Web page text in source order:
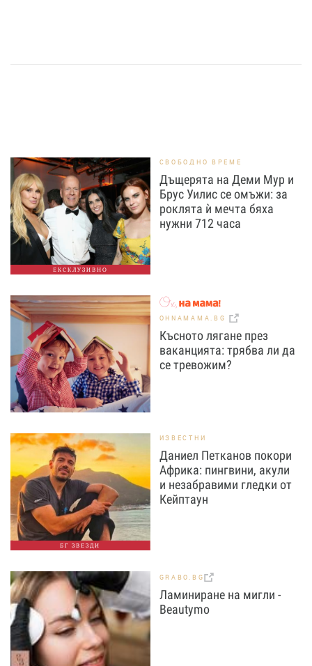
ЕКСКЛУЗИВНО
СВОБОДНО ВРЕМЕ
Дъщерята на Деми Мур и
Брус Уилис се омъжи: за
роклята ѝ мечта бяха
нужни 712 часа
OHNAMAMA.BG
Късното лягане през
ваканцията: трябва ли да
се тревожим?
БГ ЗВЕЗДИ
ИЗВЕСТНИ
Даниел Петканов покори
Африка: пингвини, акули
и незабравими гледки от
Кейптаун
GRABO.BG
Ламиниране на мигли -
Beautymo